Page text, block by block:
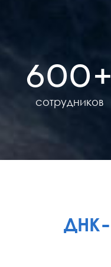
600
сотрудников
ДНК-